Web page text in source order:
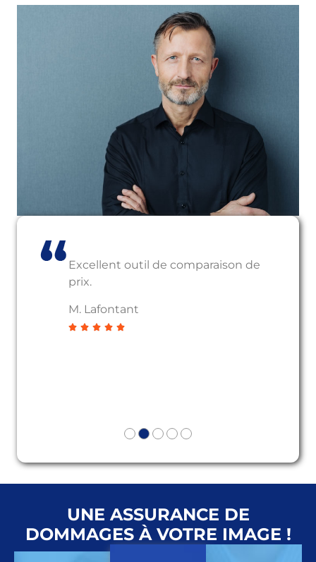
Excellent outil de comparaison de
prix.
M. Lafontant
UNE ASSURANCE DE
DOMMAGES À VOTRE IMAGE !